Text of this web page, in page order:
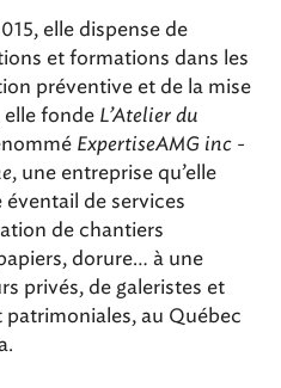
elle dispense de
et formations dans les
préventive et de la mise
fonde L’Atelier du
ExpertiseAMG inc -
, une entreprise qu’elle
de services
de chantiers
dorure… à une
privés, de galeristes et
patrimoniales, au Québec